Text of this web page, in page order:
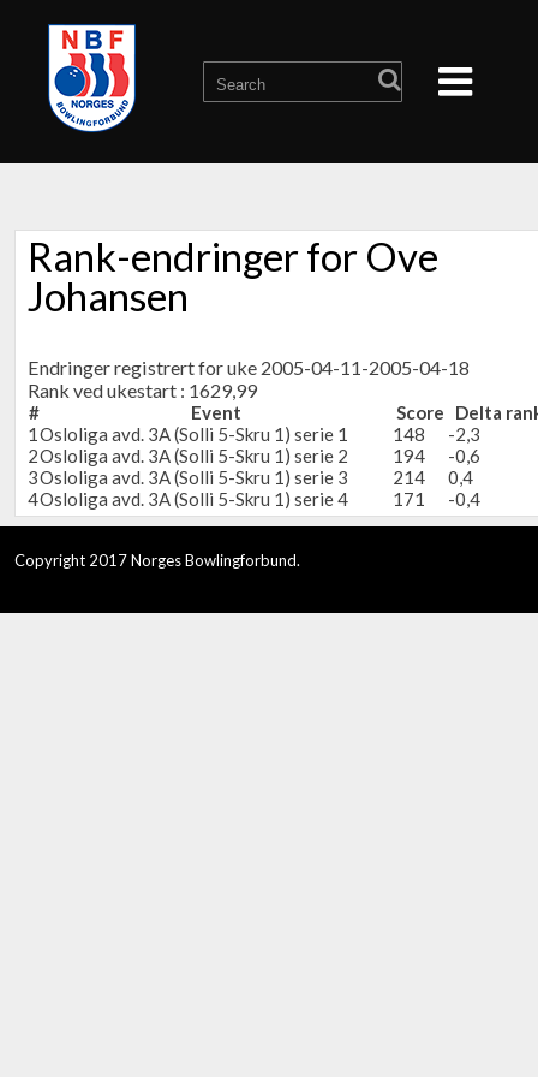
Rank-endringer for Ove
Johansen
Endringer registrert for uke 2005-04-11-2005-04-18
Rank ved ukestart : 1629,99
# Event Score
Delta
1Osloliga avd. 3A (Solli 5-Skru 1) serie 1 148
-2,3
2Osloliga avd. 3A (Solli 5-Skru 1) serie 2 194
-0,6
3Osloliga avd. 3A (Solli 5-Skru 1) serie 3 214
0,4
4Osloliga avd. 3A (Solli 5-Skru 1) serie 4 171 -0,4
Copyright 2017 Norges Bowlingforbund.